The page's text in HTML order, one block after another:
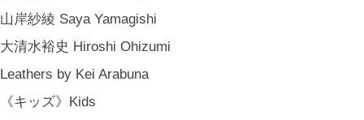
山岸紗綾 Saya Yamagishi
大清水裕史 Hiroshi Ohizumi
Leathers by Kei Arabuna
《キッズ》Kids